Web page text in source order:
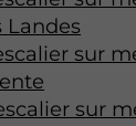
Landes
sur
sur